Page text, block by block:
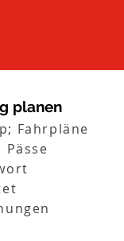
planen
Fahrpläne
Pässe